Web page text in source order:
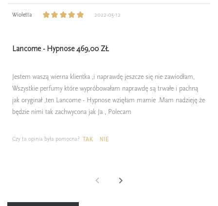
Wioletta 2022-05-12
Lancome - Hypnose 469,00 ZŁ
Jestem waszą wierna klientka ,i naprawdę jeszcze się nie zawiodłam,
Wszystkie perfumy które wypróbowałam naprawdę są trwałe i pachną
jak oryginał ,ten Lancome - Hypnose wzięłam mamie .Mam nadzieję że
będzie nimi tak zachwycona jak Ja , Polecam
Czy ta opinia była pomocna? TAK NIE